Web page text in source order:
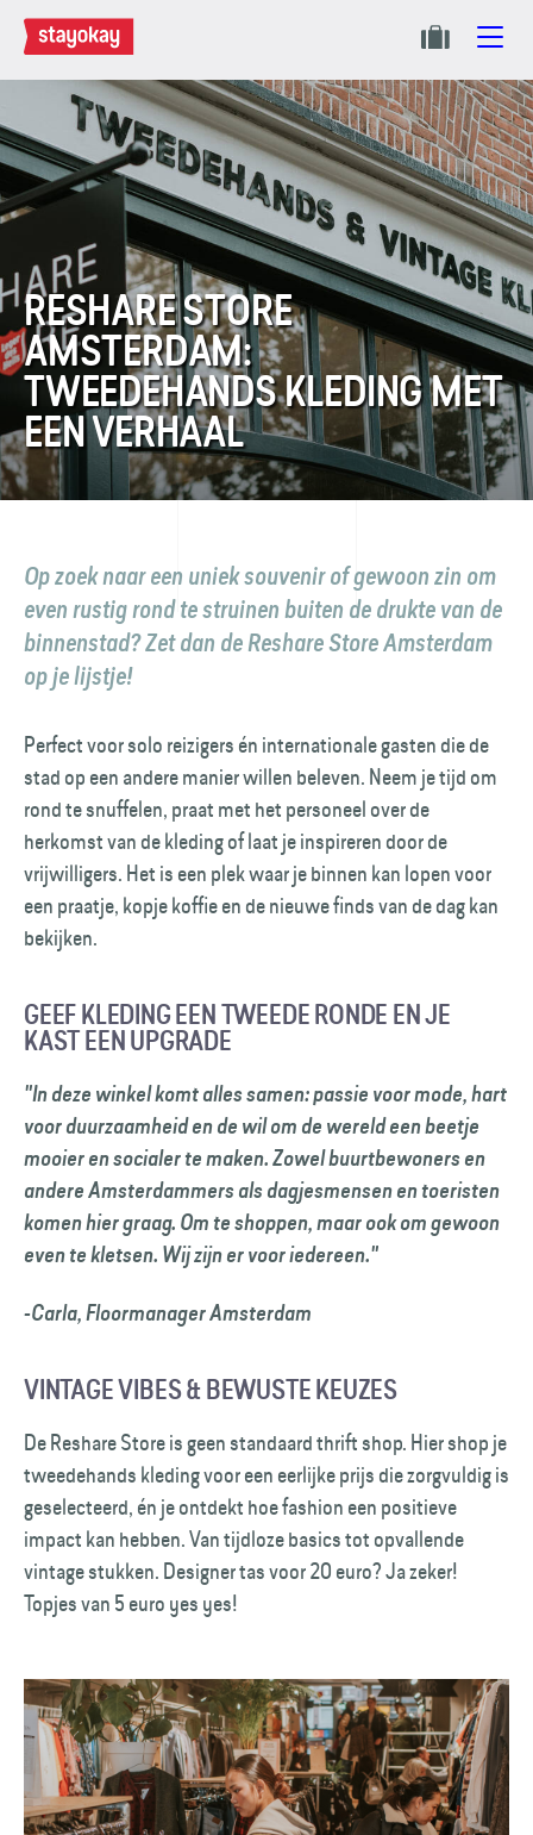
RESHARE STORE
AMSTERDAM:
TWEEDEHANDS KLEDING MET
EEN VERHAAL
Op zoek naar een uniek souvenir of gewoon zin om
even rustig rond te struinen buiten de drukte van de
binnenstad? Zet dan de Reshare Store Amsterdam
op je lijstje!
Perfect voor solo reizigers én internationale gasten die de
stad op een andere manier willen beleven. Neem je tijd om
rond te snuffelen, praat met het personeel over de
herkomst van de kleding of laat je inspireren door de
vrijwilligers. Het is een plek waar je binnen kan lopen voor
een praatje, kopje koffie en de nieuwe finds van de dag kan
bekijken.
GEEF KLEDING EEN TWEEDE RONDE EN JE
KAST EEN UPGRADE
"In deze winkel komt alles samen: passie voor mode, hart
voor duurzaamheid en de wil om de wereld een beetje
mooier en socialer te maken. Zowel buurtbewoners en
andere Amsterdammers als dagjesmensen en toeristen
komen hier graag. Om te shoppen, maar ook om gewoon
even te kletsen. Wij zijn er voor iedereen."
-Carla, Floormanager Amsterdam
VINTAGE VIBES & BEWUSTE KEUZES
De Reshare Store is geen standaard thrift shop. Hier shop je
tweedehands kleding voor een eerlijke prijs die zorgvuldig is
geselecteerd, én je ontdekt hoe fashion een positieve
impact kan hebben. Van tijdloze basics tot opvallende
vintage stukken. Designer tas voor 20 euro? Ja zeker!
Topjes van 5 euro yes yes!